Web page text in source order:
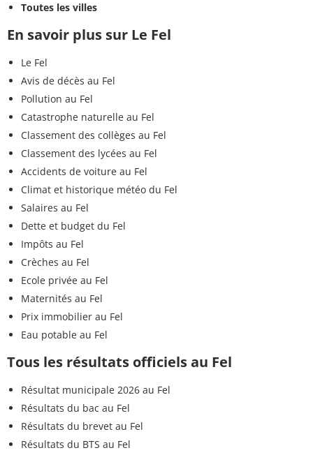
Toutes les villes
En savoir plus sur Le Fel
Le Fel
Avis de décès au Fel
Pollution au Fel
Catastrophe naturelle au Fel
Classement des collèges au Fel
Classement des lycées au Fel
Accidents de voiture au Fel
Climat et historique météo du Fel
Salaires au Fel
Dette et budget du Fel
Impôts au Fel
Crèches au Fel
Ecole privée au Fel
Maternités au Fel
Prix immobilier au Fel
Eau potable au Fel
Tous les résultats officiels au Fel
Résultat municipale 2026 au Fel
Résultats du bac au Fel
Résultats du brevet au Fel
Résultats du BTS au Fel